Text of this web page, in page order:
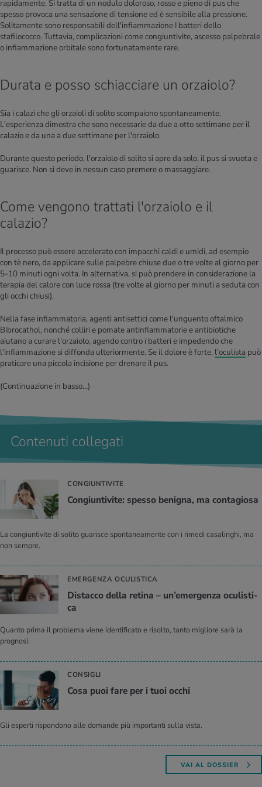
rapidamente. Si tratta di un nodulo doloroso, rosso e pieno di pus che
spesso provoca una sensazione di tensione ed è sensibile alla pressione.
Solitamente sono responsabili dell'infiammazione I batteri dello
stafilococco. Tuttavia, complicazioni come congiuntivite, ascesso palpebrale
o infiammazione orbitale sono fortunatamente rare.
Durata e posso schiacciare un orzaiolo?
Sia i calazi che gli orzaioli di solito scompaiono spontaneamente.
L'esperienza dimostra che sono necessarie da due a otto settimane per il
calazio e da una a due settimane per l'orzaiolo.
Durante questo periodo, l'orzaiolo di solito si apre da solo, il pus si svuota e
guarisce. Non si deve in nessun caso premere o massaggiare.
Come vengono trattati l'orzaiolo e il
calazio?
Il processo può essere accelerato con impacchi caldi e umidi, ad esempio
con tè nero, da applicare sulle palpebre chiuse due o tre volte al giorno per
5-10 minuti ogni volta. In alternativa, si può prendere in considerazione la
terapia del calore con luce rossa (tre volte al giorno per minuti a seduta con
gli occhi chiusi).
Nella fase infiammatoria, agenti antisettici come l'unguento oftalmico
Bibrocathol, nonché colliri e pomate antinfiammatorie e antibiotiche
aiutano a curare l'orzaiolo, agendo contro i batteri e impedendo che
l'infiammazione si diffonda ulteriormente. Se il dolore è forte, l'oculista può
praticare una piccola incisione per drenare il pus.
(Continuazione in basso...)
Contenuti collegati
CONGIUNTIVITE
Con­giun­ti­vi­te: spes­so be­ni­gna, ma con­ta­gio­sa
La congiuntivite di solito guarisce spontaneamente con i rimedi casalinghi, ma
non sempre.
EMERGENZA OCULISTICA
Di­stac­co della re­ti­na – un’e­mer­gen­za ocu­li­sti­
ca
Quanto prima il problema viene identificato e risolto, tanto migliore sarà la
prognosi.
CONSIGLI
Cosa puoi fare per i tuoi occhi
Gli esperti rispondono alle domande più importanti sulla vista.
VAI AL DOSSIER